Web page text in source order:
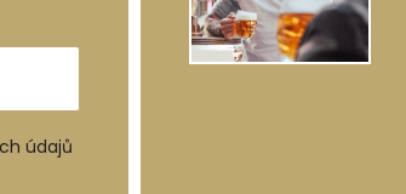
údajů